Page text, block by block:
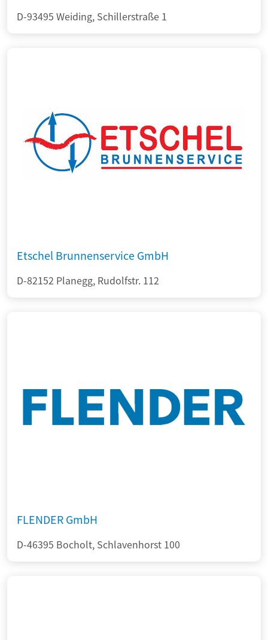
D-93495 Weiding, Schillerstraße 1
Etschel Brunnenservice GmbH
D-82152 Planegg, Rudolfstr. 112
FLENDER GmbH
D-46395 Bocholt, Schlavenhorst 100